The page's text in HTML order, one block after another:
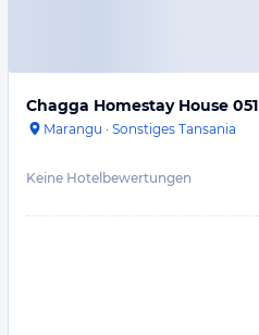
Chagga Homestay House 051
Marangu · Sonstiges Tansania
Keine Hotelbewertungen